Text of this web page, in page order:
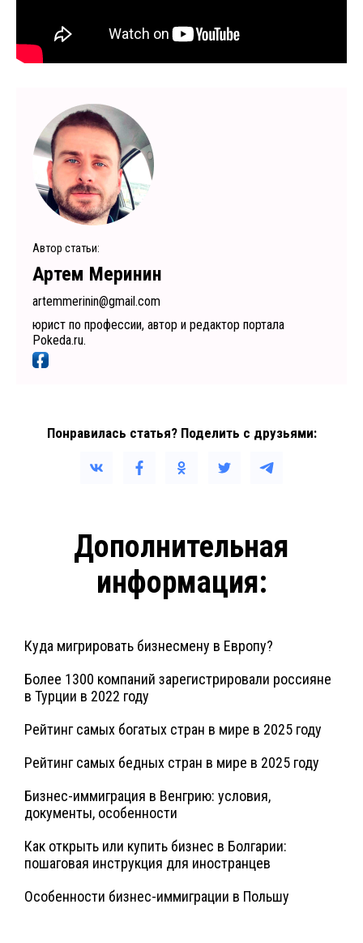
Автор статьи:
Артем Меринин
artemmerinin@gmail.com
юрист по профессии, автор и редактор портала
Pokeda.ru.
Понравилась статья? Поделить с друзьями:
Дополнительная
информация:
Куда мигрировать бизнесмену в Европу?
Более 1300 компаний зарегистрировали россияне
в Турции в 2022 году
Рейтинг самых богатых стран в мире в 2025 году
Рейтинг самых бедных стран в мире в 2025 году
Бизнес-иммиграция в Венгрию: условия,
документы, особенности
Как открыть или купить бизнес в Болгарии:
пошаговая инструкция для иностранцев
Особенности бизнес-иммиграции в Польшу